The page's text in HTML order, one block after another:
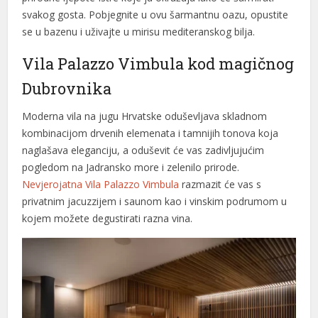
panel
panel
panel
panel
panel
panel
panel
panel
svakog gosta. Pobjegnite u ovu šarmantnu oazu, opustite
se u bazenu i uživajte u mirisu mediteranskog bilja.
Vila Palazzo Vimbula kod magičnog
Dubrovnika
Moderna vila na jugu Hrvatske oduševljava skladnom
kombinacijom drvenih elemenata i tamnijih tonova koja
naglašava eleganciju, a oduševit će vas zadivljujućim
pogledom na Jadransko more i zelenilo prirode.
Nevjerojatna Vila Palazzo Vimbula razmazit će vas s
privatnim jacuzzijem i saunom kao i vinskim podrumom u
kojem možete degustirati razna vina.